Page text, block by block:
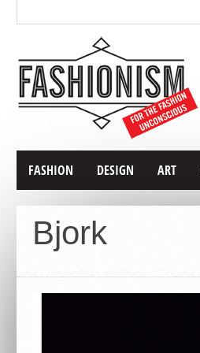
FASHION DESIGN ART
Bjork